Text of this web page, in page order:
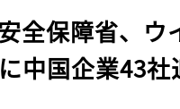
全保障省、ウ
中国企業43社